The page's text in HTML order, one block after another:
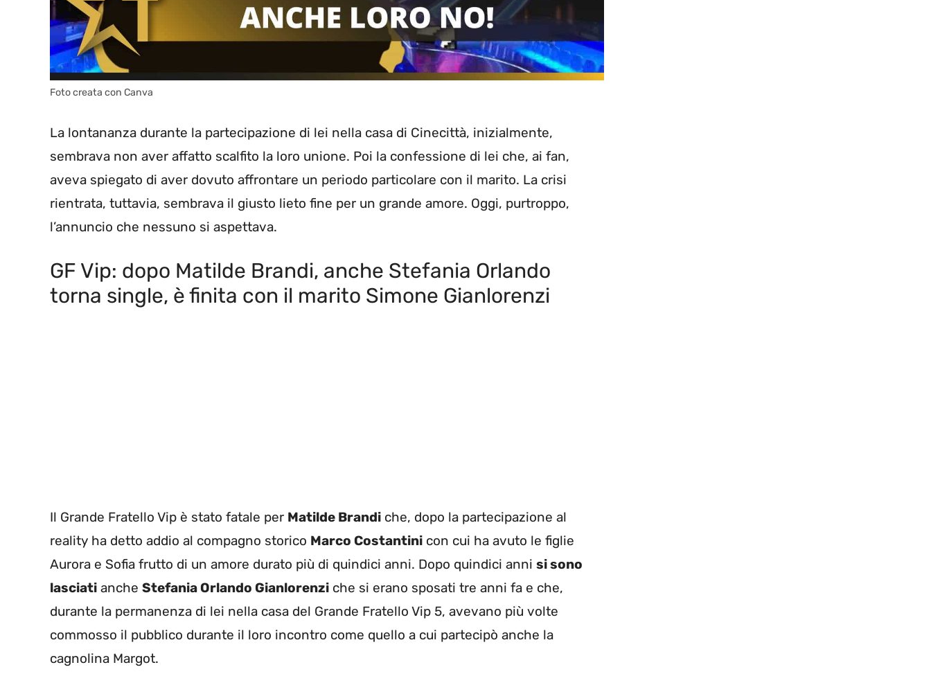
Foto creata con Canva
La lontananza durante la partecipazione di lei nella casa di Cinecittà, inizialmente,
sembrava non aver affatto scalfito la loro unione. Poi la confessione di lei che, ai fan,
aveva spiegato di aver dovuto affrontare un periodo particolare con il marito. La crisi
rientrata, tuttavia, sembrava il giusto lieto fine per un grande amore. Oggi, purtroppo,
l’annuncio che nessuno si aspettava.
GF Vip: dopo Matilde Brandi, anche Stefania Orlando
torna single, è finita con il marito Simone Gianlorenzi
Il Grande Fratello Vip è stato fatale per Matilde Brandi che, dopo la partecipazione al
reality ha detto addio al compagno storico Marco Costantini con cui ha avuto le figlie
Aurora e Sofia frutto di un amore durato più di quindici anni. Dopo quindici anni si sono
lasciati anche Stefania Orlando Gianlorenzi che si erano sposati tre anni fa e che,
durante la permanenza di lei nella casa del Grande Fratello Vip 5, avevano più volte
commosso il pubblico durante il loro incontro come quello a cui partecipò anche la
cagnolina Margot.